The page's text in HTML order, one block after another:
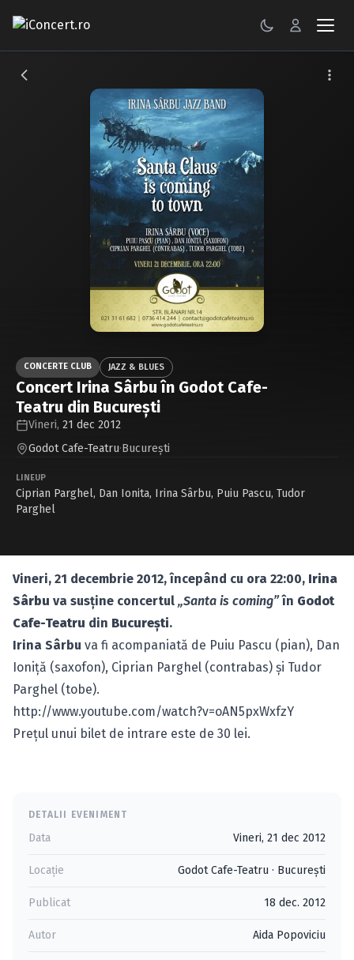
CONCERTE
Caută în site...
CONCERTE CLUB JAZZ & BLUES
Concert Irina Sârbu în Godot Cafe-
Teatru din Bucureşti
Vineri, 21 dec 2012
Godot Cafe-Teatru·Bucureşti
LINEUP
Ciprian Parghel, Dan Ionita, Irina Sârbu, Puiu Pascu, Tudor
Parghel
Vineri, 21 decembrie 2012, începând cu ora 22:00, Irina
Sârbu va susţine concertul „Santa is coming”în Godot
Cafe-Teatru din Bucureşti.
Irina Sârbu va fi acompaniată de Puiu Pascu (pian), Dan
Ioniţă (saxofon), Ciprian Parghel (contrabas) şi Tudor
Parghel (tobe).
http://www.youtube.com/watch?v=oAN5pxWxfzY
Preţul unui bilet de intrare este de 30 lei.
DETALII EVENIMENT
Data Vineri, 21 dec 2012
Locație Godot Cafe-Teatru · Bucureşti
Publicat 18 dec. 2012
Autor Aida Popoviciu